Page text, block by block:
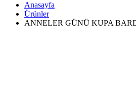
Anasayfa
Ürünler
ANNELER GÜNÜ KUPA